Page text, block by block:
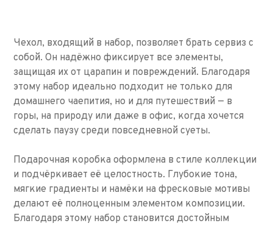
Чехол, входящий в набор, позволяет брать сервиз с
собой. Он надёжно фиксирует все элементы,
защищая их от царапин и повреждений. Благодаря
этому набор идеально подходит не только для
домашнего чаепития, но и для путешествий — в
горы, на природу или даже в офис, когда хочется
сделать паузу среди повседневной суеты.
Подарочная коробка оформлена в стиле коллекции
и подчёркивает её целостность. Глубокие тона,
мягкие градиенты и намёки на фресковые мотивы
делают её полноценным элементом композиции.
Благодаря этому набор становится достойным